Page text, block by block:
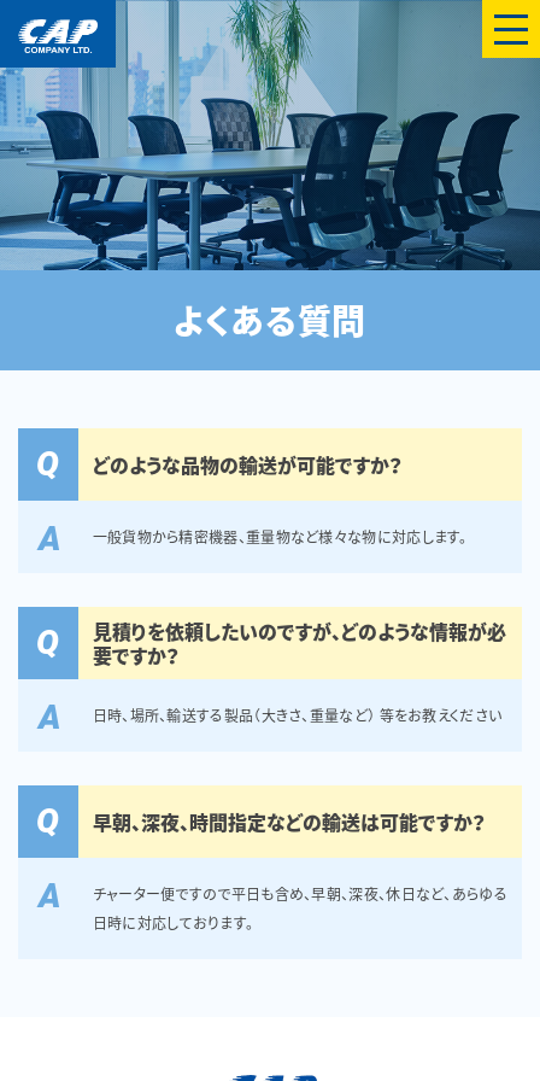
menu
よくある質問
Q どのような品物の輸送が可能ですか？
A 一般貨物から精密機器、重量物など様々な物に対応します。
Q
見積りを依頼したいのですが、どのような情報が必
要ですか？
A 日時、場所、輸送する製品（大きさ、重量など） 等をお教えください
Q 早朝、深夜、時間指定などの輸送は可能ですか？
A
チャーター便ですので平日も含め、早朝、深夜、休日など、あらゆる
日時に対応しております。